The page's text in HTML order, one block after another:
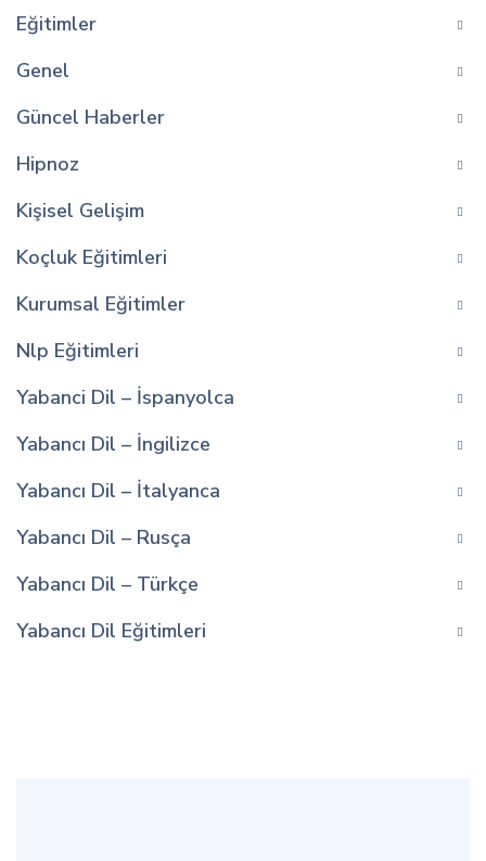
Eğitimler
Genel
Güncel Haberler
Hipnoz
Kişisel Gelişim
Koçluk Eğitimleri
Kurumsal Eğitimler
Nlp Eğitimleri
Yabanci Dil – İspanyolca
Yabancı Dil – İngilizce
Yabancı Dil – İtalyanca
Yabancı Dil – Rusça
Yabancı Dil – Türkçe
Yabancı Dil Eğitimleri